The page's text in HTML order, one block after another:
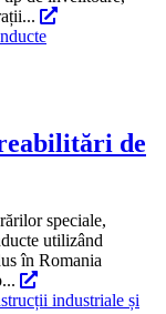
de
speciale,
utilizând
în Romania